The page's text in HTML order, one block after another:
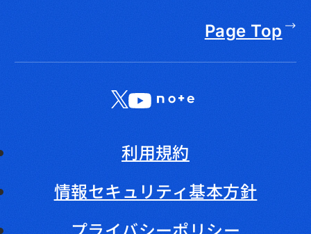
Page Top
XLinkedIn
YouTube
利用規約
情報セキュリティ基本方針